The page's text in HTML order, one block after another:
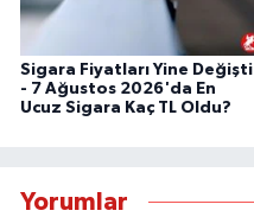
Sigara Fiyatları Yine Değişti
- 7 Ağustos 2026'da En
Ucuz Sigara Kaç TL Oldu?
Yorumlar